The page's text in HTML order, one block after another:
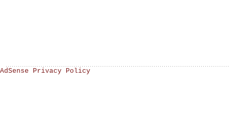
AdSense Privacy Policy